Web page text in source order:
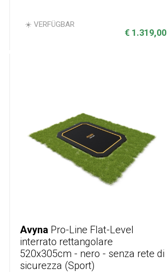
€ 1.319,00
☀️ VERFÜGBAR
Avyna Pro-Line Flat-Level
interrato rettangolare
520x305cm - nero - senza rete di
sicurezza (Sport)